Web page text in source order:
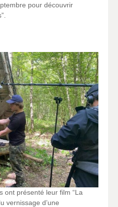
pour découvrir
ont présenté leur film “La
vernissage d’une